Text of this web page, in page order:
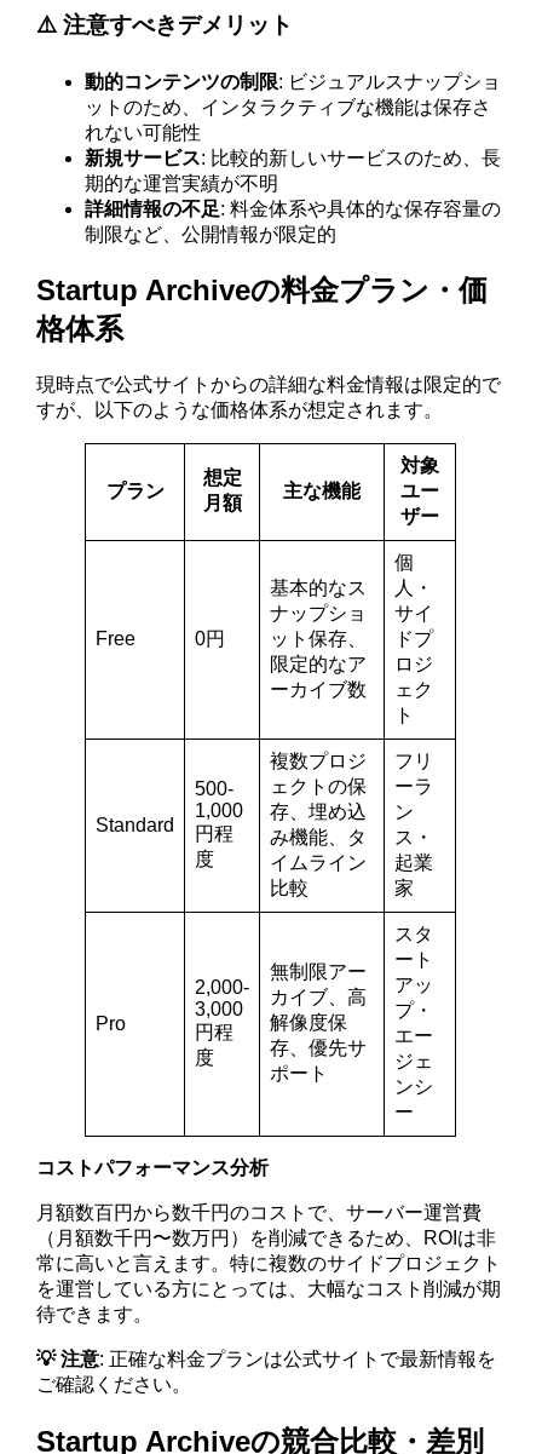
⚠️ 注意すべきデメリット
動的コンテンツの制限: ビジュアルスナップショ
ットのため、インタラクティブな機能は保存さ
れない可能性
新規サービス: 比較的新しいサービスのため、長
期的な運営実績が不明
詳細情報の不足: 料金体系や具体的な保存容量の
制限など、公開情報が限定的
Startup Archiveの料金プラン・価
格体系
現時点で公式サイトからの詳細な料金情報は限定的で
すが、以下のような価格体系が想定されます。
プラン
想定
月額
主な機能
対象
ユー
ザー
Free 0円
基本的なス
ナップショ
ット保存、
限定的なア
ーカイブ数
個
人・
サイ
ドプ
ロジ
ェク
ト
Standard
500-
1,000
円程
度
複数プロジ
ェクトの保
存、埋め込
み機能、タ
イムライン
比較
フリ
ーラ
ン
ス・
起業
家
Pro
2,000-
3,000
円程
度
無制限アー
カイブ、高
解像度保
存、優先サ
ポート
スタ
ート
アッ
プ・
エー
ジェ
ンシ
ー
コストパフォーマンス分析
月額数百円から数千円のコストで、サーバー運営費
（月額数千円〜数万円）を削減できるため、ROIは非
常に高いと言えます。特に複数のサイドプロジェクト
を運営している方にとっては、大幅なコスト削減が期
待できます。
💡 注意: 正確な料金プランは公式サイトで最新情報を
ご確認ください。
Startup Archiveの競合比較・差別